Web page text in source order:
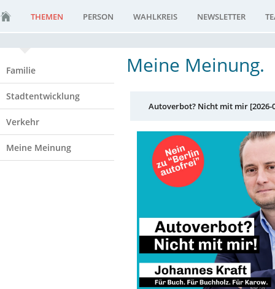
THEMEN PERSON WAHLKREIS NEWSLETTER
Familie
Stadtentwicklung
Verkehr
Meine Meinung
Meine Meinung.
Autoverbot? Nicht mit mir [2026-